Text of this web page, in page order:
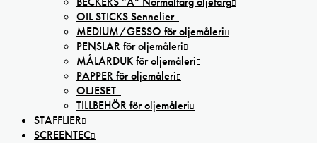
OIL STICKS Sennelier
MEDIUM/GESSO för oljemåleri
PENSLAR för oljemåleri
MÅLARDUK för oljemåleri
PAPPER för oljemåleri
OLJESET
TILLBEHÖR för oljemåleri
STAFFLIER
SCREENTEC